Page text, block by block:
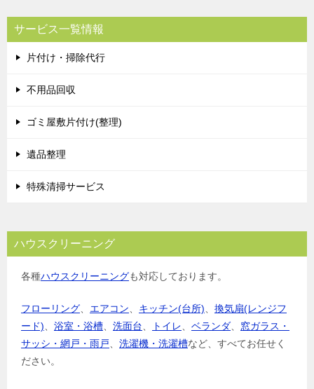
サービス一覧情報
片付け・掃除代行
不用品回収
ゴミ屋敷片付け(整理)
遺品整理
特殊清掃サービス
ハウスクリーニング
各種ハウスクリーニングも対応しております。
フローリング エアコン キッチン(台所)
換気扇(レンジフ
ード)
浴室・浴槽 洗面台 トイレ ベランダ
窓ガラス・
サッシ・網戸・雨戸
洗濯機・洗濯槽など、すべてお任せく
ださい。